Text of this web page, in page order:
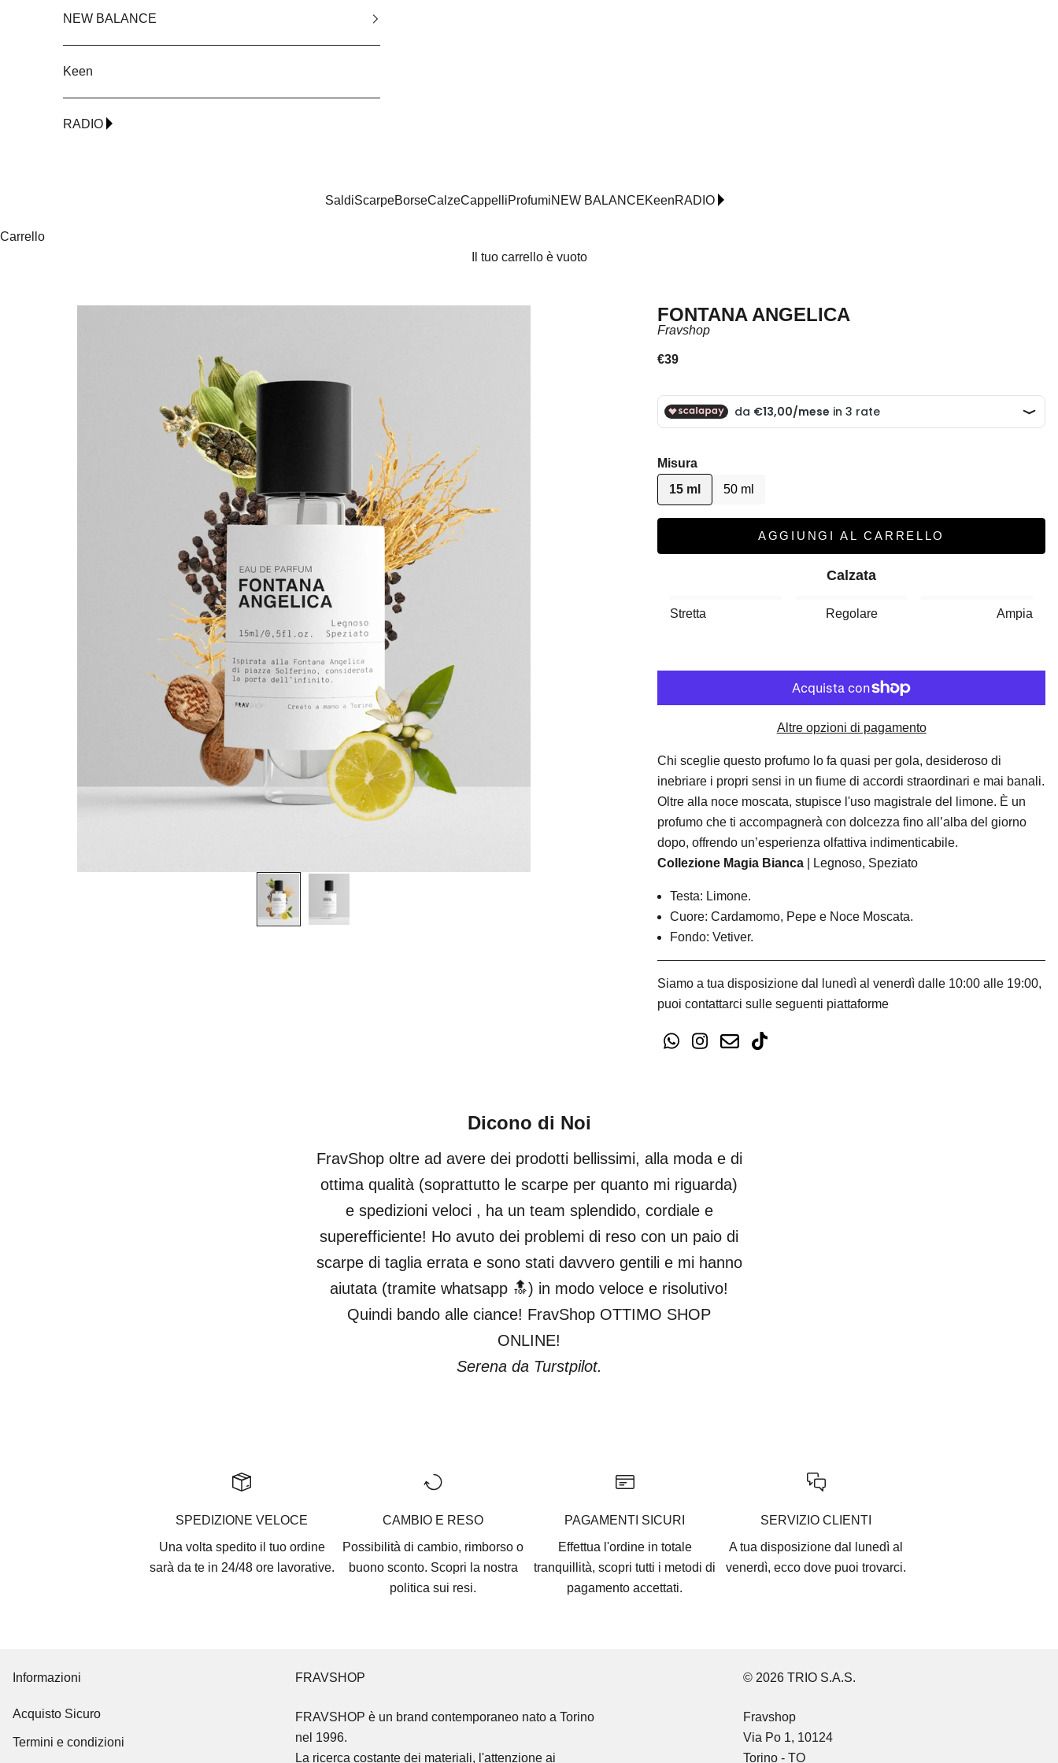
SaldiScarpeBorseCalzeCappelliProfumiNEW BALANCEKeenRADIO
NEW BALANCE
Keen
RADIO
Carrello
Il tuo carrello è vuoto
FONTANA ANGELICA
Fravshop
Prezzo scontato
€39
Misura
15 ml
50 ml
AGGIUNGI AL CARRELLO
Calzata
Stretta Regolare Ampia
Altre opzioni di pagamento
Chi sceglie questo profumo lo fa quasi per gola, desideroso di
inebriare i propri sensi in un fiume di accordi straordinari e mai banali.
Oltre alla noce moscata, stupisce l'uso magistrale del limone. È un
profumo che ti accompagnerà con dolcezza fino all’alba del giorno
dopo, offrendo un’esperienza olfattiva indimenticabile.
Collezione Magia Bianca
Legnoso, Speziato
Testa: Limone.
Cuore: Cardamomo, Pepe e Noce Moscata.
Fondo: Vetiver.
Siamo a tua disposizione dal lunedì al venerdì dalle 10:00 alle 19:00,
puoi contattarci sulle seguenti piattaforme
Dicono di Noi
FravShop oltre ad avere dei prodotti bellissimi, alla moda e di
ottima qualità (soprattutto le scarpe per quanto mi riguarda)
e spedizioni veloci , ha un team splendido, cordiale e
superefficiente! Ho avuto dei problemi di reso con un paio di
scarpe di taglia errata e sono stati davvero gentili e mi hanno
aiutata (tramite whatsapp 🔝) in modo veloce e risolutivo!
Quindi bando alle ciance! FravShop OTTIMO SHOP
ONLINE!
Serena da Turstpilot.
SPEDIZIONE VELOCE
Una volta spedito il tuo ordine
sarà da te in 24/48 ore lavorative.
CAMBIO E RESO
Possibilità di cambio, rimborso o
buono sconto. Scopri la nostra
politica sui resi.
PAGAMENTI SICURI
Effettua l'ordine in totale
tranquillità, scopri tutti i metodi di
pagamento accettati.
SERVIZIO CLIENTI
A tua disposizione dal lunedì al
venerdì, eccodove puoi trovarci.
Informazioni
Acquisto Sicuro
Termini e condizioni
FRAVSHOP
FRAVSHOP è un brand contemporaneo nato a Torino
nel 1996.
La ricerca costante dei materiali, l'attenzione ai
© 2026 TRIO S.A.S.
Fravshop
Via Po 1, 10124
Torino - TO